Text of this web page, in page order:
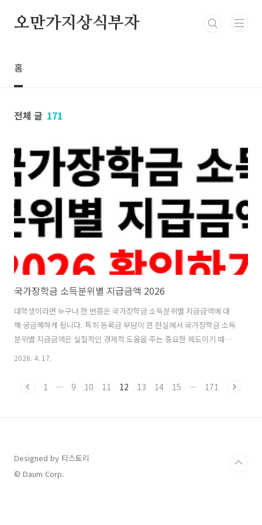
오만가지상식부자
홈
전체 글 171
국가장학금 소득분위별 지급금액 2026
대학생이라면 누구나 한 번쯤은 국가장학금 소득분위별 지급금액에 대
해 궁금해하게 됩니다. 특히 등록금 부담이 큰 현실에서 국가장학금 소득
분위별 지급금액은 실질적인 경제적 도움을 주는 중요한 제도이기 때문
에 많은 학생과 학부모들이 관심을 가지고 있습니다. 국가장학금 소득분
득 수준에 따라 차등 지급되는 구조이기 때문에 본인의 소득분위가 어디
2026. 4. 17.
1 ··· 9 10 11 12 13 14 15 ··· 171
Designed by 티스토리
© Daum Corp.